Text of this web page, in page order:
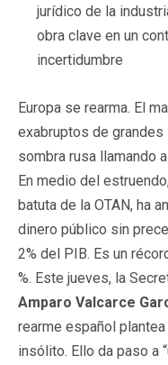
jurídico de la
obra clave en un
incertidumbre
Europa se rearma. El
exabruptos de
sombra rusa llamando
En medio del
batuta de la OTAN, ha
dinero público sin
2% del PIB. Es un
%. Este jueves, la
Amparo Valcarce
rearme español
insólito. Ello da paso a